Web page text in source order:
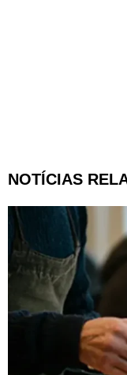
NOTÍCIAS